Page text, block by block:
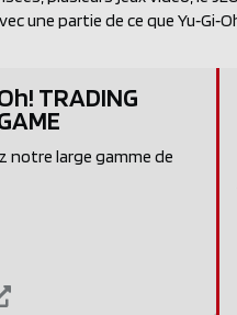
une partie de ce que
TRADING
notre large gamme de